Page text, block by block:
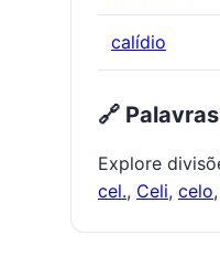
calídio
🔗
Explore
cel., Celi, celo,